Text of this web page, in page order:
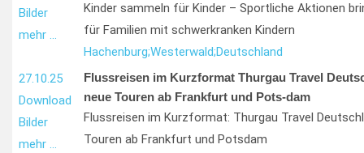
Bilder
mehr …
Kinder sammeln für Kinder – Sportliche Aktionen
für Familien mit schwerkranken Kindern
Hachenburg;Westerwald;Deutschland
27.10.25
Download
Bilder
mehr …
Flussreisen im Kurzformat Thurgau Travel
neue Touren ab Frankfurt und Pots-dam
Flussreisen im Kurzformat: Thurgau Travel
Touren ab Frankfurt und Potsdam